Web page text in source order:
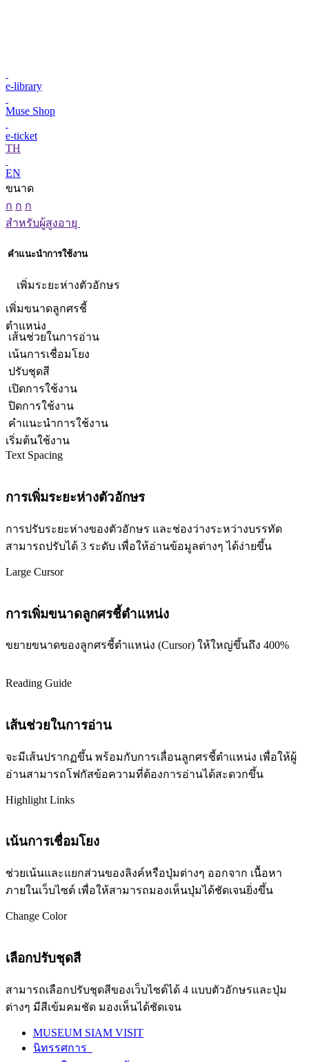
e-library
Muse Shop
e-ticket
TH
EN
ขนาด
ก ก ก
สำหรับผู้สูงอายุ
คำแนะนำการใช้งาน
เพิ่มระยะห่างตัวอักษร
เพิ่มขนาดลูกศรชี้
ตำแหน่ง
เส้นช่วยในการอ่าน
เน้นการเชื่อมโยง
ปรับชุดสี
เปิดการใช้งาน
ปิดการใช้งาน
คำแนะนำการใช้งาน
เริ่มต้นใช้งาน
Text Spacing
การเพิ่มระยะห่างตัวอักษร
การปรับระยะห่างของตัวอักษร และช่องว่างระหว่างบรรทัด
สามารถปรับได้ 3 ระดับ เพื่อให้อ่านข้อมูลต่างๆ ได้ง่ายขึ้น
Large Cursor
การเพิ่มขนาดลูกศรชี้ตำแหน่ง
ขยายขนาดของลูกศรชี้ตำแหน่ง (Cursor) ให้ใหญ่ขึ้นถึง 400%
Reading Guide
เส้นช่วยในการอ่าน
จะมีเส้นปรากฏขึ้น พร้อมกับการเลื่อนลูกศรชี้ตำแหน่ง เพื่อให้ผู้
อ่านสามารถโฟกัสข้อความที่ต้องการอ่านได้สะดวกขึ้น
Highlight Links
เน้นการเชื่อมโยง
ช่วยเน้นและแยกส่วนของลิงค์หรือปุ่มต่างๆ ออกจาก เนื้อหา
ภายในเว็บไซต์ เพื่อให้สามารถมองเห็นปุ่มได้ชัดเจนยิ่งขึ้น
Change Color
เลือกปรับชุดสี
สามารถเลือกปรับชุดสีของเว็บไซต์ได้ 4 แบบตัวอักษรและปุ่ม
ต่างๆ มีสีเข้มคมชัด มองเห็นได้ชัดเจน
MUSEUM SIAM VISIT
นิทรรศการ